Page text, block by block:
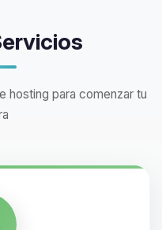
hosting para comenzar tu